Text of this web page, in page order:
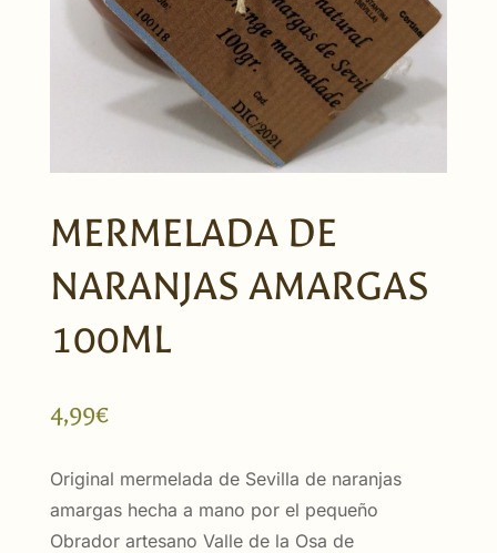
MERMELADA DE
NARANJAS AMARGAS
100ML
4,99€
Original mermelada de Sevilla de naranjas
amargas hecha a mano por el pequeño
Obrador artesano Valle de la Osa de